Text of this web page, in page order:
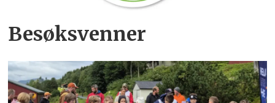
Besøksvenner